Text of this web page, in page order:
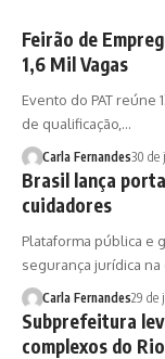
Feirão de
1,6 Mil Vagas
Evento do PAT
de qualificação,…
Carla Fernandes30 de
Brasil lança
cuidadores
Plataforma pública e
segurança jurídica
Carla Fernandes29 de
Subprefeitura
complexos do Rio